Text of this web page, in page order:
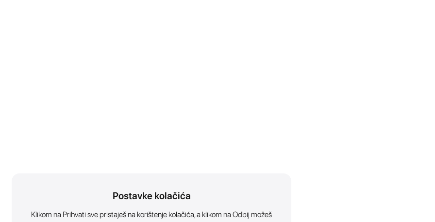
Postavke kolačića
Klikom na Prihvati sve pristaješ na korištenje kolačića, a klikom na Odbij možeš